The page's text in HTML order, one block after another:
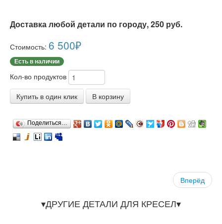
Доставка любой детали по городу, 250 руб.
Стоимость: 6 500₽
Есть в наличии
Кол-во продуктов
Купить в один клик В корзину
Поделиться…
Вперёд
▾ДРУГИЕ ДЕТАЛИ ДЛЯ КРЕСЕЛ▾